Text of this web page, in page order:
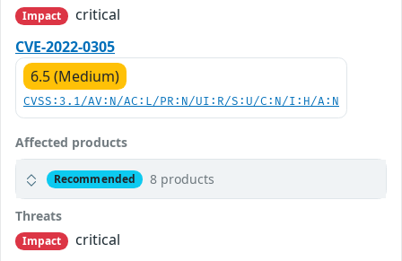
Impact
critical
CVE-2022-0305
6.5 (Medium)
CVSS:3.1/AV:N/AC:L/PR:N/UI:R/S:U/C:N/I:H/A:N
Affected products
Recommended 8 products
Threats
Impact
critical